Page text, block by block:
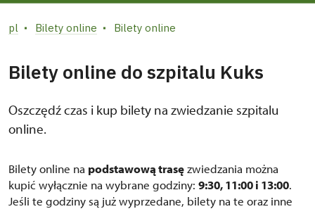
pl Bilety online Bilety online
Bilety online do szpitalu Kuks
Oszczędź czas i kup bilety na zwiedzanie szpitalu
online.
Bilety online na podstawową trasęzwiedzania można
kupić wyłącznie na wybrane godziny: 9:30, 11:00 i 13:00.
Jeśli te godziny są już wyprzedane, bilety na te oraz inne